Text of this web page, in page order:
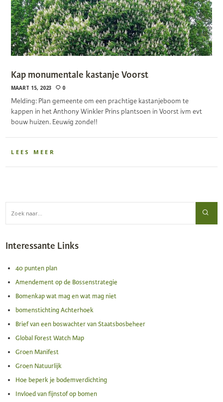
Kap monumentale kastanje Voorst
MAART 15, 2023 0
Melding: Plan gemeente om een prachtige kastanjeboom te
kappen in het Anthony Winkler Prins plantsoen in Voorst ivm evt
bouw huizen. Eeuwig zonde!!
LEES MEER
Interessante Links
40 punten plan
Amendement op de Bossenstrategie
Bomenkap wat mag en wat mag niet
bomenstichting Achterhoek
Brief van een boswachter van Staatsbosbeheer
Global Forest Watch Map
Groen Manifest
Groen Natuurlijk
Hoe beperk je bodemverdichting
Invloed van fijnstof op bomen